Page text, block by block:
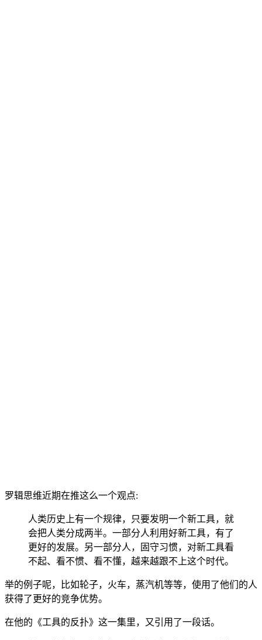
罗辑思维近期在推这么一个观点:
人类历史上有一个规律，只要发明一个新工具，就
会把人类分成两半。一部分人利用好新工具，有了
更好的发展。另一部分人，固守习惯，对新工具看
不起、看不惯、看不懂，越来越跟不上这个时代。
举的例子呢，比如轮子，火车，蒸汽机等等，使用了他们的人
获得了更好的竞争优势。
在他的《工具的反扑》这一集里，又引用了一段话。